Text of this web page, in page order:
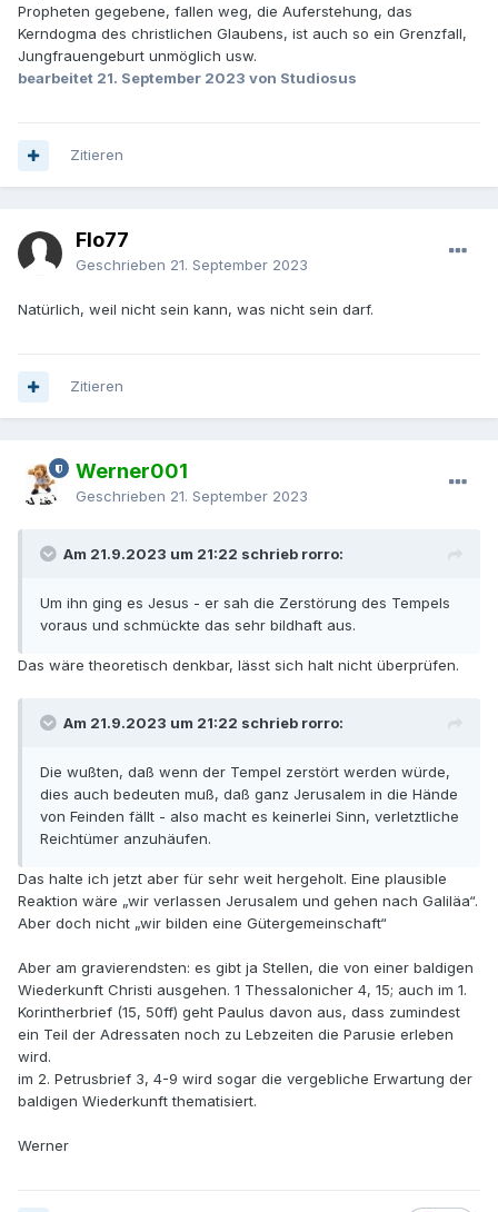
Propheten gegebene, fallen weg, die Auferstehung, das
Kerndogma des christlichen Glaubens, ist auch so ein Grenzfall,
Jungfrauengeburt unmöglich usw.
bearbeitet 21. September 2023 von Studiosus
Zitieren
Flo77
Geschrieben 21. September 2023
Natürlich, weil nicht sein kann, was nicht sein darf.
Zitieren
Werner001
Geschrieben 21. September 2023
Am 21.9.2023 um 21:22 schrieb rorro:
Um ihn ging es Jesus - er sah die Zerstörung des Tempels
voraus und schmückte das sehr bildhaft aus.
Das wäre theoretisch denkbar, lässt sich halt nicht überprüfen.
Am 21.9.2023 um 21:22 schrieb rorro:
Die wußten, daß wenn der Tempel zerstört werden würde,
dies auch bedeuten muß, daß ganz Jerusalem in die Hände
von Feinden fällt - also macht es keinerlei Sinn, verletztliche
Reichtümer anzuhäufen.
Das halte ich jetzt aber für sehr weit hergeholt. Eine plausible
Reaktion wäre „wir verlassen Jerusalem und gehen nach Galiläa“.
Aber doch nicht „wir bilden eine Gütergemeinschaft“
Aber am gravierendsten: es gibt ja Stellen, die von einer baldigen
Wiederkunft Christi ausgehen. 1 Thessalonicher 4, 15; auch im 1.
Korintherbrief (15, 50ff) geht Paulus davon aus, dass zumindest
ein Teil der Adressaten noch zu Lebzeiten die Parusie erleben
wird.
im 2. Petrusbrief 3, 4-9 wird sogar die vergebliche Erwartung der
baldigen Wiederkunft thematisiert.
Werner